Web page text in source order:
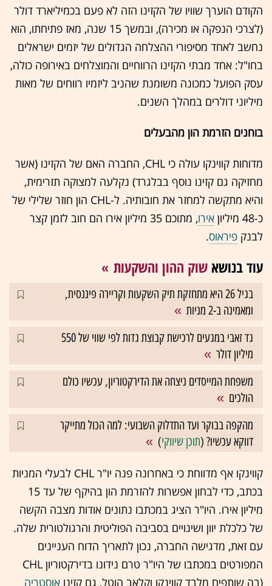
הקודם הוערך שוויו של הקזינו הזה לא פעם בכמיליארד דולר
(לצרכי הנפקה או מכירה), ובמשך 15 שנה, מאז פתיחתו, הוא
נחשב לאחד מסיפורי ההצלחה הגדולים של יזמים ישראלים
בחו"ל: אחד מבתי הקזינו הרווחיים והמוצלחים באירופה כולה,
עסק הפועל כמכונה משומנת שהניב ליזמיו רווחים של מאות
מיליוני דולרים במהלך השנים.
בוחנים הזרמת הון מהבעלים
מדוחות קווינקו עולה כי CHL, החברה האם של הקזינו (אשר
מחזיקה גם קזינו נוסף בבלגרד) נקלעה למצוקה תזרימית,
והיא מתקשה למחזר את חובותיה. ל-CHL הון חוזר שלילי של
כ-48 מיליון
אירו
, מתוכם 35 מיליון אירו הם חוב לזמן קצר
לבנק פיראוס.
עוד בנושא שוק ההון והשקעות
בגיל 26 היא מתחזקת תיק השקעות וקריירה פיננסית,
ומאמינה ב-2 מניות
גד זאבי במגעים לרכישת קבוצת גדות לפי שווי של 550
מיליון דולר
משפחת המייסדים ניצחה את הדירקטוריון, עכשיו כולם
הולכים
מהקפה בבוקר ועד התדלוק השבועי: למה הכול מתייקר
דווקא עכשיו? (תוכן שיווקי)
קווינקו אף מדווחת כי באחרונה פנה יו"ר CHL לבעלי המניות
בכתב, כדי לבחון אפשרות להזרמת הון בהיקף של עד 15
מיליון אירו. היו"ר הציג במכתבו נתונים אודות מצבה הקשה
של כלכלת יוון ושינויים בסביבה הפוליטית והרגולטורית שלה.
עם זאת, מדגישה החברה, נכון לתאריך הדוח העניינים
המפורטים במכתבו של היו"ר טרם נידונו בדירקטוריון CHL
(בה שותפים מלבד קווינקו וקלאב הוטל, גם קזינו אוסטריה